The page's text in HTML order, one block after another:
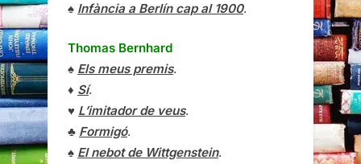
♠ Infància a Berlín cap al 1900.
Thomas Bernhard
♠ Els meus premis.
♦ Sí.
♥ L’imitador de veus.
♣ Formigó.
♠ El nebot de Wittgenstein.